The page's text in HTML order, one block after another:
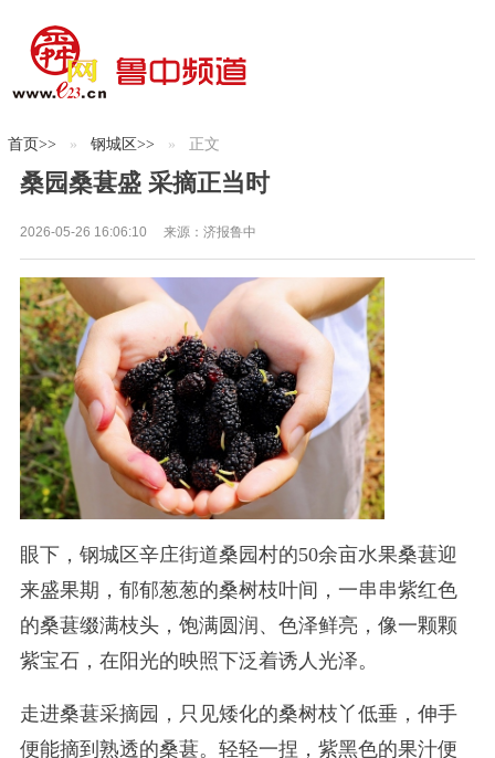
首页>> 钢城区>> 正文
桑园桑葚盛 采摘正当时
2026-05-26 16:06:10 来源： 济报鲁中
眼下，钢城区辛庄街道桑园村的50余亩水果桑葚迎
来盛果期，郁郁葱葱的桑树枝叶间，一串串紫红色
的桑葚缀满枝头，饱满圆润、色泽鲜亮，像一颗颗
紫宝石，在阳光的映照下泛着诱人光泽。
走进桑葚采摘园，只见矮化的桑树枝丫低垂，伸手
便能摘到熟透的桑葚。轻轻一捏，紫黑色的果汁便